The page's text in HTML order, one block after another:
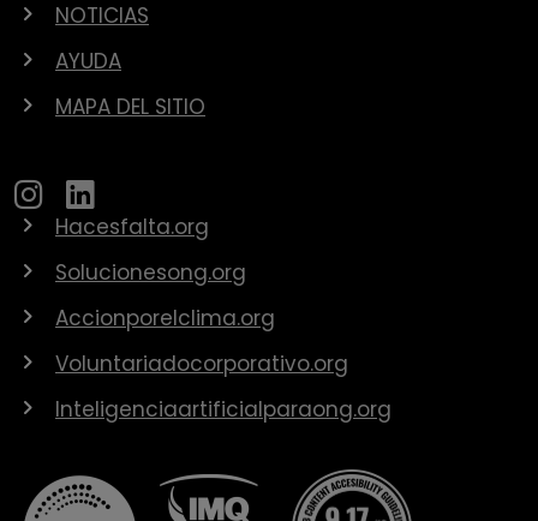
NOTICIAS
AYUDA
MAPA DEL SITIO
Hacesfalta.org
Solucionesong.org
Accionporelclima.org
Voluntariadocorporativo.org
Inteligenciaartificialparaong.org